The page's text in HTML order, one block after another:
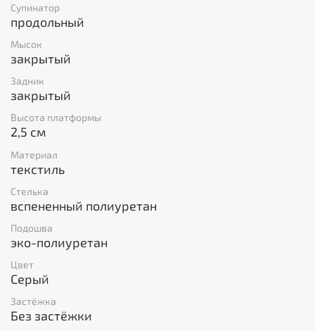
Супинатор
продольный
Мысок
закрытый
Задник
закрытый
Высота платформы
2,5 см
Материал
текстиль
Стелька
вспененный полиуретан
Подошва
эко-полиуретан
Цвет
Серый
Застёжка
Без застёжки